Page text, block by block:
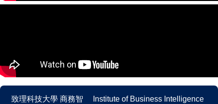
致理科技大學 商務智
Institute of Business Intelligence